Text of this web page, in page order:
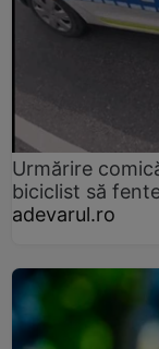
Urmărire
biciclist să
adevarul.ro